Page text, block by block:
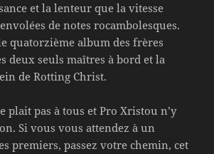
et la lenteur que la vitesse
de notes rocambolesques.
quatorzième album des frères
deux seuls maîtres à bord et la
de Rotting Christ.
plait pas à tous et Pro Xristou n’y
Si vous vous attendez à un
premiers, passez votre chemin, cet